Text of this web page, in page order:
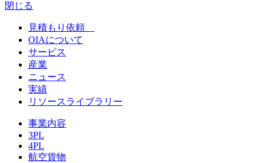
閉じる
見積もり依頼
OIAについて
サービス
産業
ニュース
実績
リソースライブラリー
事業内容
3PL
4PL
航空貨物